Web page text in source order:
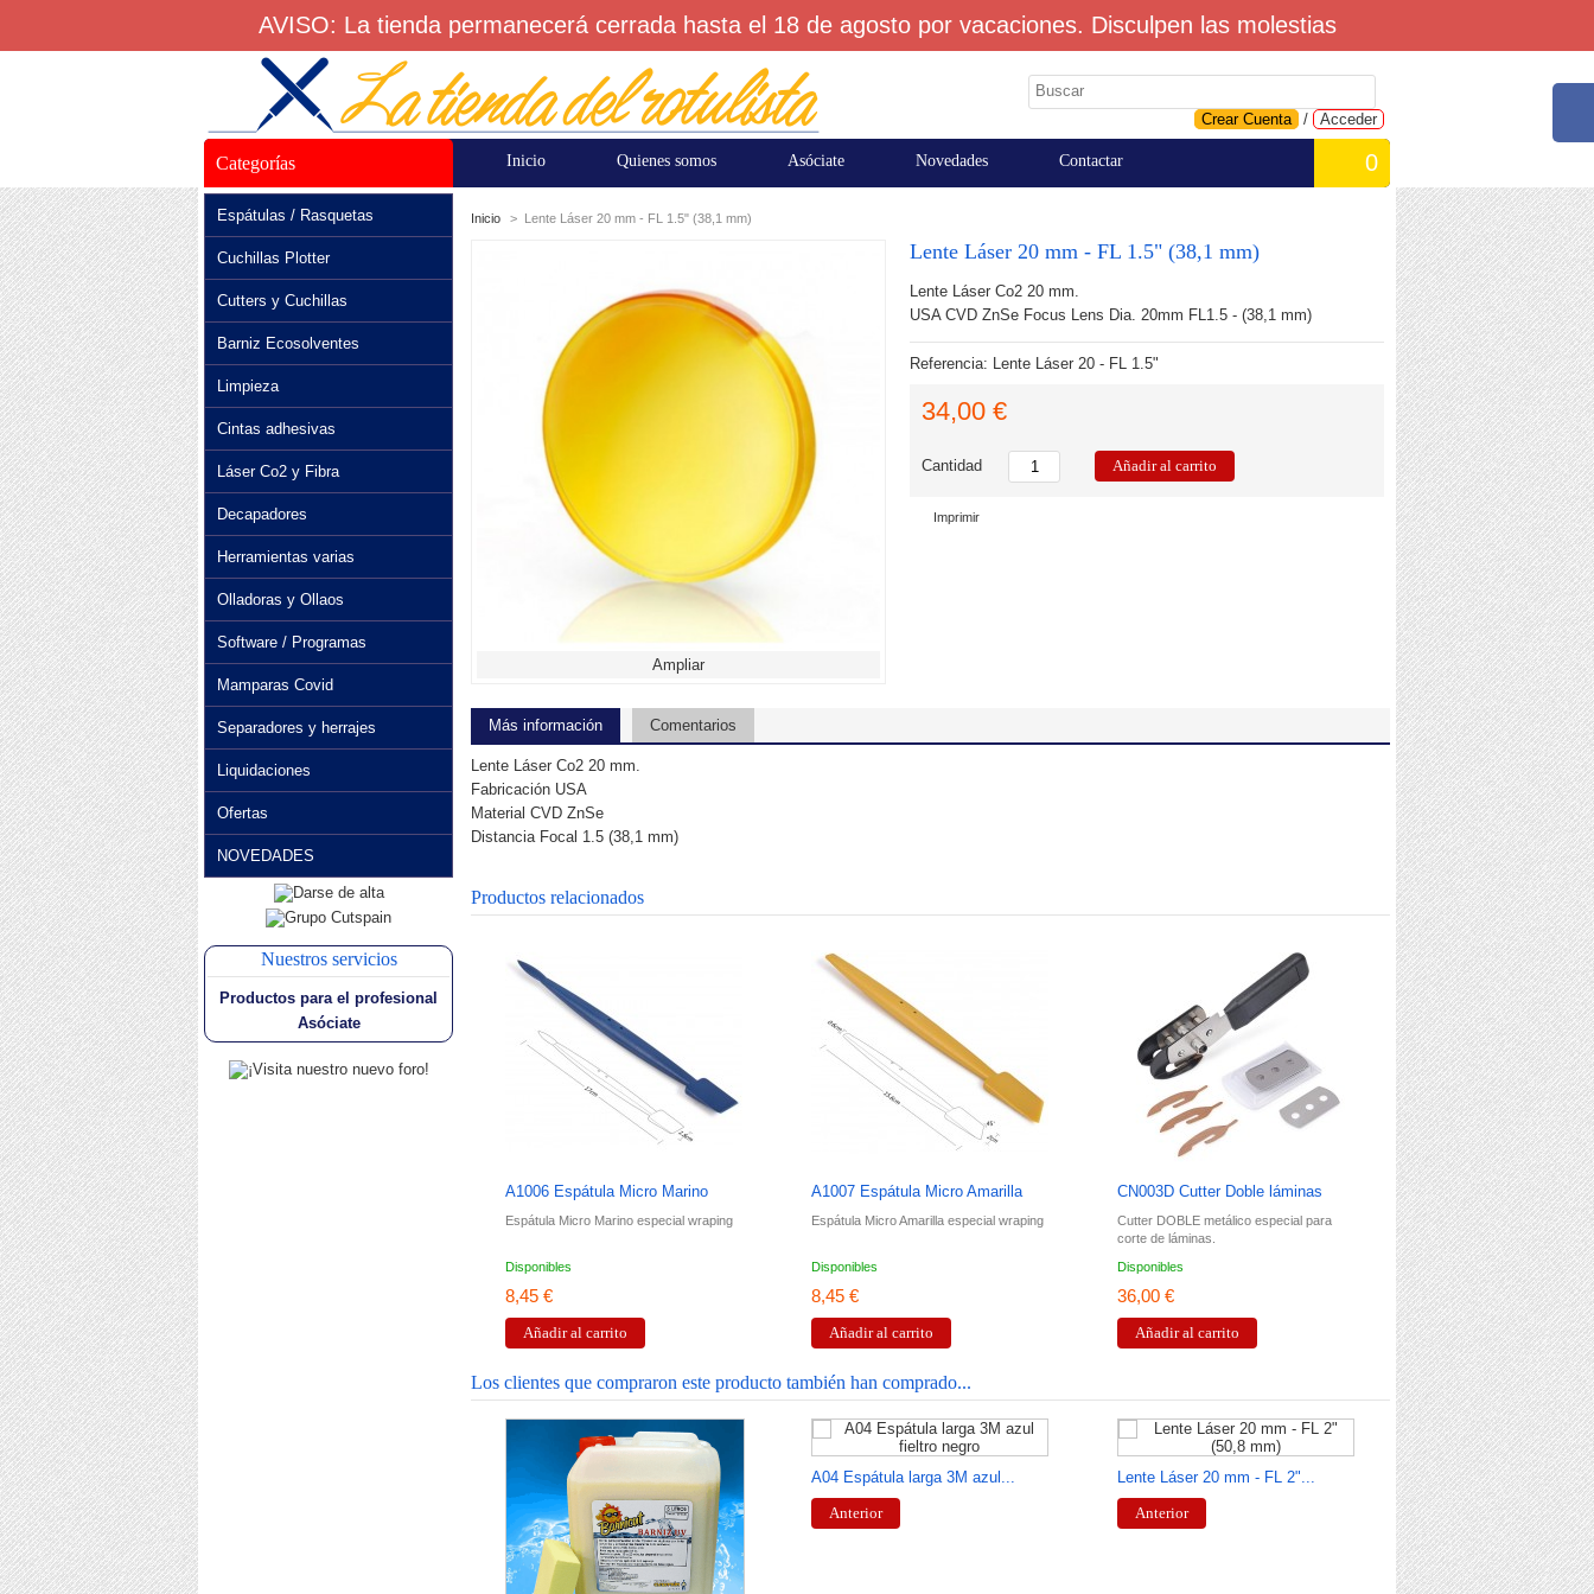
AVISO: La tienda permanecerá cerrada hasta el 18 de agosto por vacaciones. Disculpen las molestias
Inicio Quienes somos Asóciate Novedades Contactar
Crear Cuenta / Acceder
0
Categorías
Espátulas / Rasquetas
Cuchillas Plotter
Cutters y Cuchillas
Barniz Ecosolventes
Limpieza
Cintas adhesivas
Láser Co2 y Fibra
Decapadores
Herramientas varias
Olladoras y Ollaos
Software / Programas
Mamparas Covid
Separadores y herrajes
Liquidaciones
Ofertas
NOVEDADES
Nuestros servicios
Productos para el profesional
Asóciate
Inicio > Lente Láser 20 mm - FL 1.5" (38,1 mm)
Ampliar
Lente Láser 20 mm - FL 1.5" (38,1 mm)
Lente Láser Co2 20 mm.
USA CVD ZnSe Focus Lens Dia. 20mm FL1.5 - (38,1 mm)
Referencia: Lente Láser 20 - FL 1.5"
34,00 €
Cantidad
Imprimir
Más información Comentarios
Lente Láser Co2 20 mm.
Fabricación USA
Material CVD ZnSe
Distancia Focal 1.5 (38,1 mm)
Productos relacionados
A1006 Espátula Micro Marino
Espátula Micro Marino especial wraping
Disponibles
8,45 €
Añadir al carrito
A1007 Espátula Micro Amarilla
Espátula Micro Amarilla especial wraping
Disponibles
8,45 €
Añadir al carrito
CN003D Cutter Doble láminas
Cutter DOBLE metálico especial para
corte de láminas.
Disponibles
36,00 €
Añadir al carrito
A126M Espátula
A126M Espátula wraping 30º
Disponibles
5,50 €
Añadir al carrito
Los clientes que compraron este producto también han comprado...
A04 Espátula larga 3M azul...
Anterior
Lente Láser 20 mm - FL 2"...
Anterior
Cuchillas para cutter
Anterior